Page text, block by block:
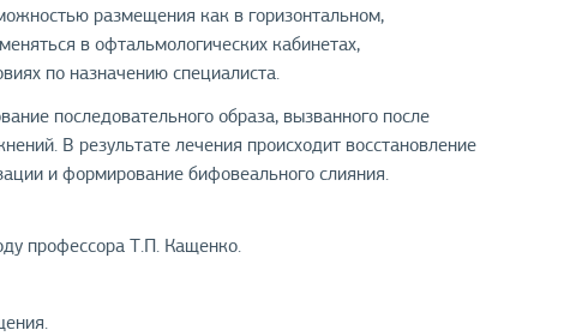
размещения как в горизонтальном,
в офтальмологических кабинетах,
по назначению специалиста.
последовательного образа, вызванного после
В результате лечения происходит восстановление
и формирование бифовеального слияния.
профессора Т.П. Кащенко.